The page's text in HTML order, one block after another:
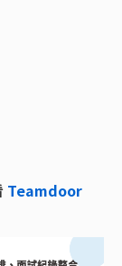
Teamdoor